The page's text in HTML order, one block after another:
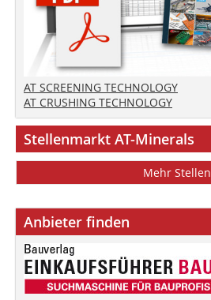
AT SCREENING TECHNOLOGY
AT CRUSHING TECHNOLOGY
Stellenmarkt AT-Minerals
Mehr Stellen
Anbieter finden